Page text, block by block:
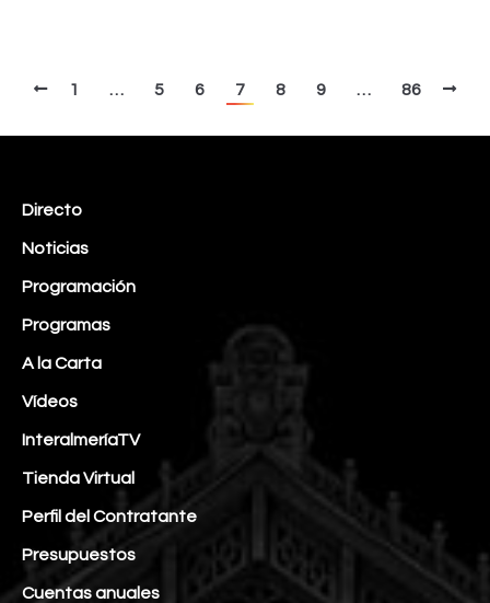
1 … 5 6 7 8 9 … 86
Directo
Noticias
Programación
Programas
A la Carta
Vídeos
InteralmeríaTV
Tienda Virtual
Perfil del Contratante
Presupuestos
Cuentas anuales